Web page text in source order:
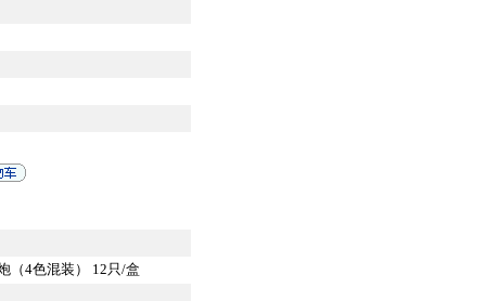
（4色混装） 12只/盒